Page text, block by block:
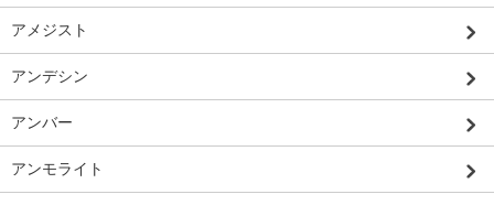
アメジスト
アンデシン
アンバー
アンモライト